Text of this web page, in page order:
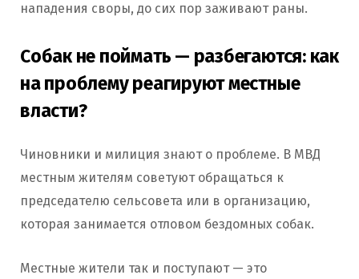
нападения своры, до сих пор заживают раны.
Собак не поймать — разбегаются: как
на проблему реагируют местные
власти?
Чиновники и милиция знают о проблеме. В МВД
местным жителям советуют обращаться к
председателю сельсовета или в организацию,
которая занимается отловом бездомных собак.
Местные жители так и поступают — это